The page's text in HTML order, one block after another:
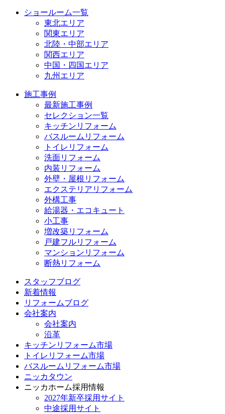
ショールーム一覧
東北エリア
関東エリア
北陸・中部エリア
関西エリア
中国・四国エリア
九州エリア
施工事例
最新施工事例
セレクション一覧
キッチンリフォーム
バスルームリフォーム
トイレリフォーム
洗面リフォーム
内装リフォーム
外壁・屋根リフォーム
エクステリアリフォーム
外構工事
給湯器・エコキュート
小工事
増改築リフォーム
戸建フルリフォーム
マンションリフォーム
断熱リフォーム
スタッフブログ
新着情報
リフォームブログ
会社案内
会社案内
沿革
キッチンリフォーム市場
トイレリフォーム市場
バスルームリフォーム市場
ニッカタウン
ニッカホーム採用情報
2027年新卒採用サイト
中途採用サイト